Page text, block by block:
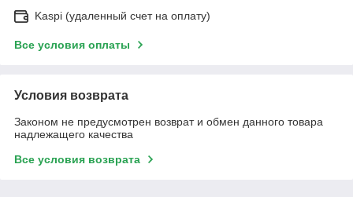
Kaspi (удаленный счет на оплату)
Все условия оплаты
Условия возврата
Законом не предусмотрен возврат и обмен данного товара
надлежащего качества
Все условия возврата